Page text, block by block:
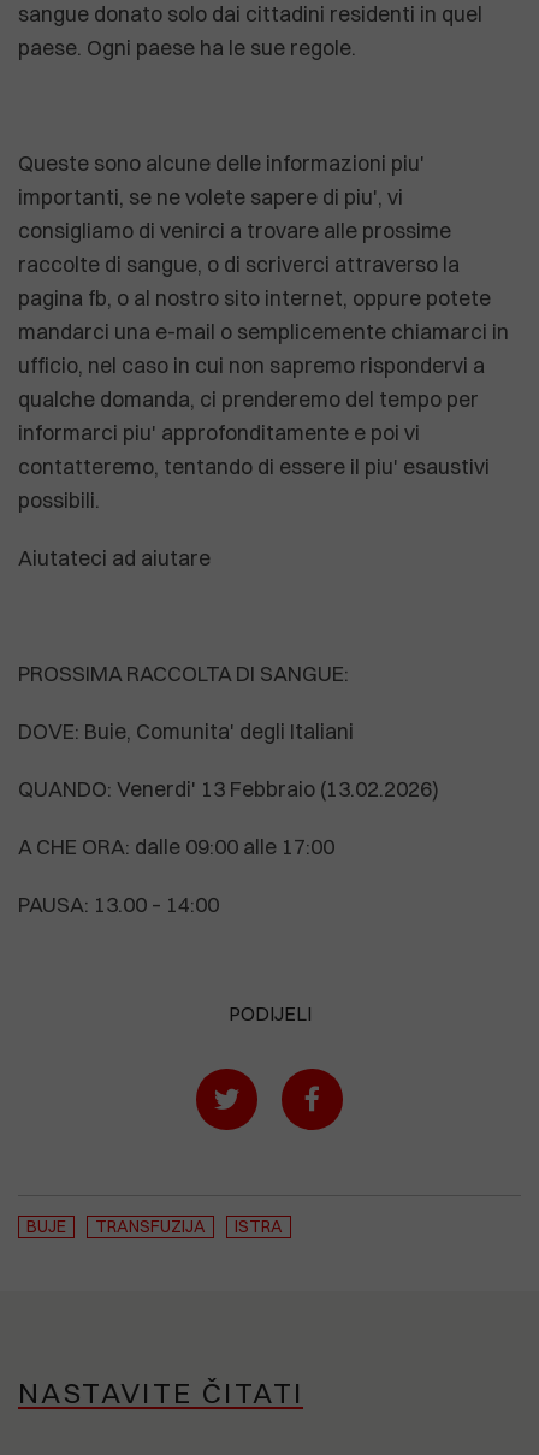
sangue donato solo dai cittadini residenti in quel
paese. Ogni paese ha le sue regole.
Queste sono alcune delle informazioni piu'
importanti, se ne volete sapere di piu', vi
consigliamo di venirci a trovare alle prossime
raccolte di sangue, o di scriverci attraverso la
pagina fb, o al nostro sito internet, oppure potete
mandarci una e-mail o semplicemente chiamarci in
ufficio, nel caso in cui non sapremo rispondervi a
qualche domanda, ci prenderemo del tempo per
informarci piu' approfonditamente e poi vi
contatteremo, tentando di essere il piu' esaustivi
possibili.
Aiutateci ad aiutare
PROSSIMA RACCOLTA DI SANGUE:
DOVE: Buie, Comunita' degli Italiani
QUANDO: Venerdi' 13 Febbraio (13.02.2026)
A CHE ORA: dalle 09:00 alle 17:00
PAUSA: 13.00 – 14:00
PODIJELI
BUJE TRANSFUZIJA ISTRA
NASTAVITE ČITATI